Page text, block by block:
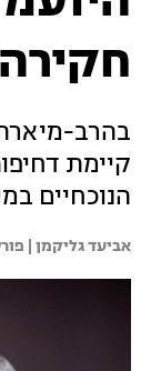
חקירה
בהרב-
קיימת
הנוכחיים
אביעד גליקמן |